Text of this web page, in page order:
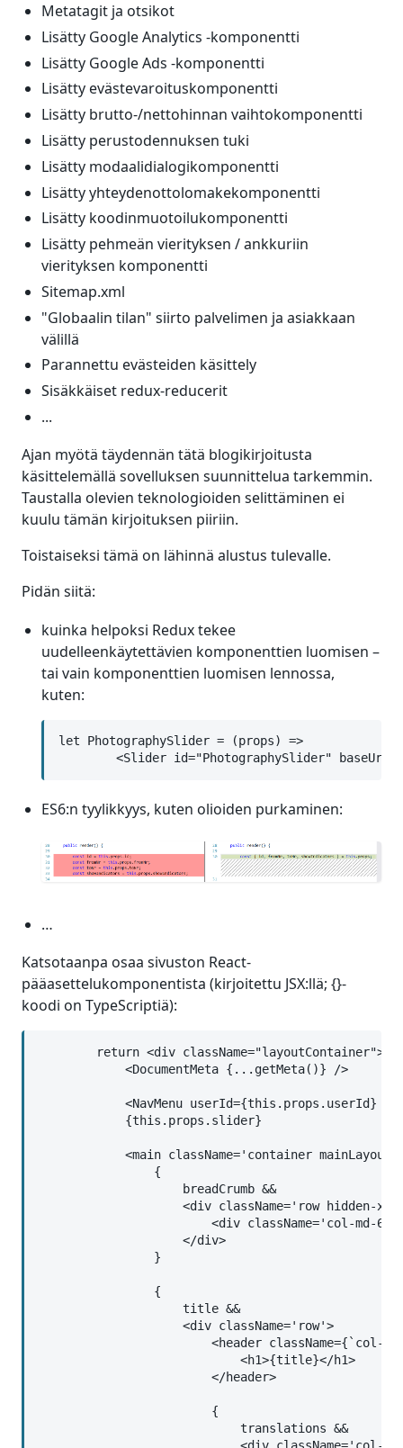
Metatagit ja otsikot
Lisätty Google Analytics -komponentti
Lisätty Google Ads -komponentti
Lisätty evästevaroituskomponentti
Lisätty brutto-/nettohinnan vaihtokomponentti
Lisätty perustodennuksen tuki
Lisätty modaalidialogikomponentti
Lisätty yhteydenottolomakekomponentti
Lisätty koodinmuotoilukomponentti
Lisätty pehmeän vierityksen / ankkuriin
vierityksen komponentti
Sitemap.xml
"Globaalin tilan" siirto palvelimen ja asiakkaan
välillä
Parannettu evästeiden käsittely
Sisäkkäiset redux-reducerit
...
Ajan myötä täydennän tätä blogikirjoitusta
käsittelemällä sovelluksen suunnittelua tarkemmin.
Taustalla olevien teknologioiden selittäminen ei
kuulu tämän kirjoituksen piiriin.
Toistaiseksi tämä on lähinnä alustus tulevalle.
Pidän siitä:
kuinka helpoksi Redux tekee
uudelleenkäytettävien komponenttien luomisen –
tai vain komponenttien luomisen lennossa,
kuten:
let PhotographySlider = (props) =>
<Slider id="PhotographySlider"
ES6:n tyylikkyys, kuten olioiden purkaminen:
…
Katsotaanpa osaa sivuston React-
pääasettelukomponentista (kirjoitettu JSX:llä; {}-
koodi on TypeScriptiä):
        return <div className="layoutContainer">
            <DocumentMeta {...getMeta()} />
<NavMenu userId={this.props.userId}
            {this.props.slider}
<main className='container
                {
                    breadCrumb &&
<div className='row hidden-xs
<div className='col-md-6
                    </div>
                }
                {
                    title &&
                    <div className='row'>
<header className={`col-
                            <h1>{title}</h1>
                        </header>
                        {
                            translations &&
<div className='col-